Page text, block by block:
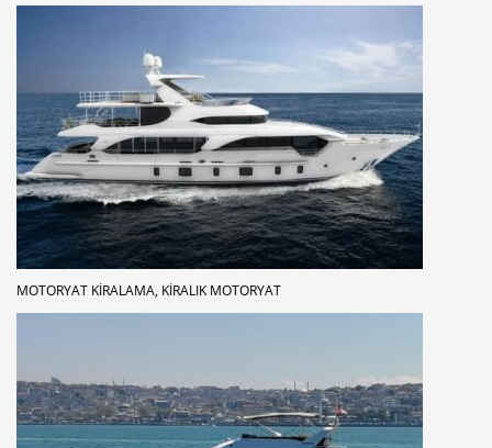
MOTORYAT KIRALAMA, KIRALIK MOTORYAT